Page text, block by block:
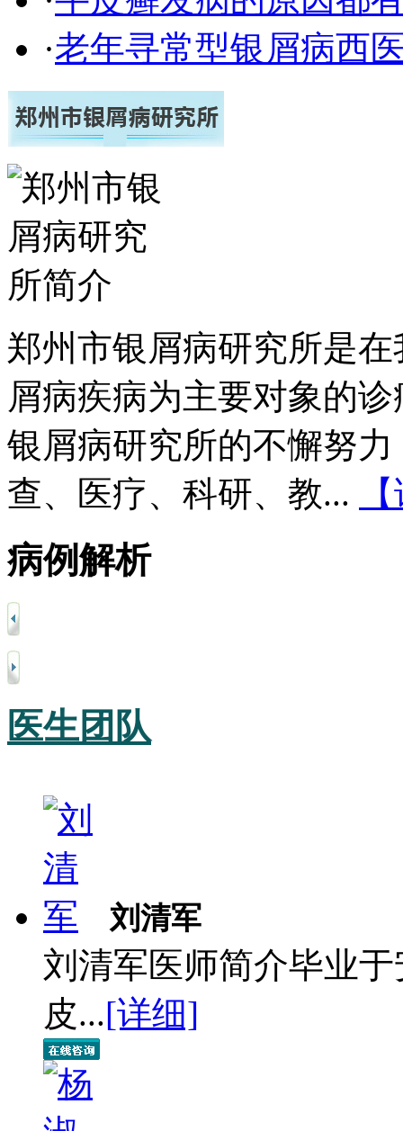
·老年寻常型银屑病西
郑州市银屑病研究所是
屑病疾病为主要对象的
银屑病研究所的不懈努
查、医疗、科研、教...
病例解析
医生团队
刘清军
刘清军医师简介毕业
皮...[详细]